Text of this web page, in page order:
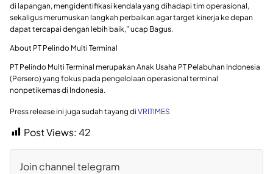
di lapangan, mengidentifikasi kendala yang dihadapi tim operasional,
sekaligus merumuskan langkah perbaikan agar target kinerja ke depan
dapat tercapai dengan lebih baik,” ucap Bagus.
About PT Pelindo Multi Terminal
PT Pelindo Multi Terminal merupakan Anak Usaha PT Pelabuhan Indonesia
(Persero) yang fokus pada pengelolaan operasional terminal
nonpetikemas di Indonesia.
Press release ini juga sudah tayang di VRITIMES
Post Views: 42
Join channel telegram